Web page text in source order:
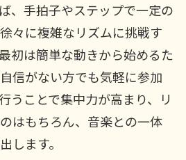
、手拍子やステップで一定の
々に複雑なリズムに挑戦す
初は簡単な動きから始めるた
信がない方でも気軽に参加
うことで集中力が高まり、リ
はもちろん、音楽との一体
します。